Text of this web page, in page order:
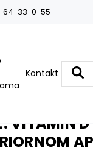
64-33-0-55
Kontakt
VITAMIN